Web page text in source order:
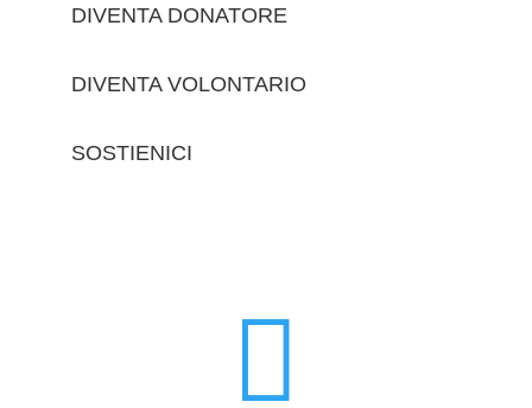
DIVENTA DONATORE
DIVENTA VOLONTARIO
SOSTIENICI
